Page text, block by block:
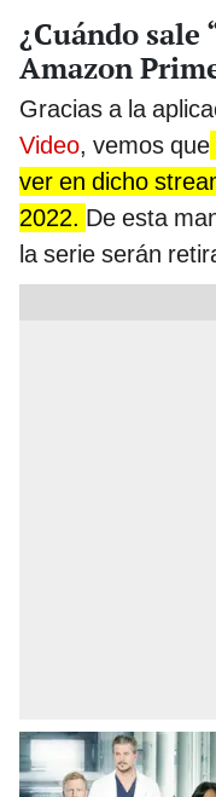
¿Cuándo sale
Amazon
Gracias a la
Video, vemos que
ver en dicho
2022. De esta
la serie serán